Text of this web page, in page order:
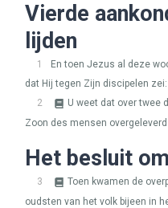
Vierde
lijden
1
En toen Jezus al deze
dat Hij tegen Zijn discipelen zei:
2
U weet dat over twee
Zoon des mensen
Het besluit
3
Toen kwamen de
oudsten van het volk bijeen in